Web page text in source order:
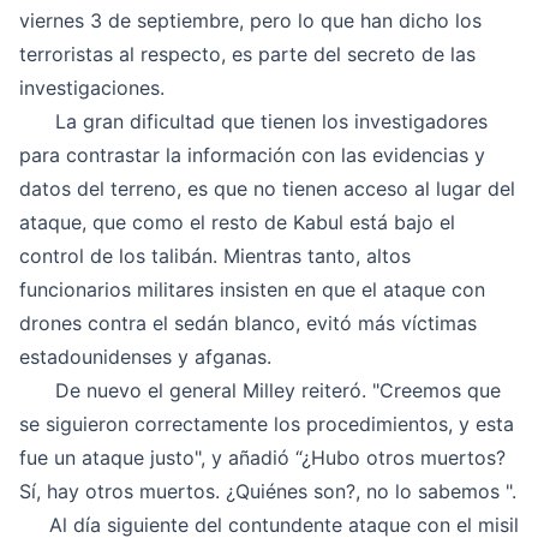
viernes 3 de septiembre, pero lo que han dicho los
terroristas al respecto, es parte del secreto de las
investigaciones.
La gran dificultad que tienen los investigadores
para contrastar la información con las evidencias y
datos del terreno, es que no tienen acceso al lugar del
ataque, que como el resto de Kabul está bajo el
control de los talibán. Mientras tanto, altos
funcionarios militares insisten en que el ataque con
drones contra el sedán blanco, evitó más víctimas
estadounidenses y afganas.
De nuevo el general Milley reiteró. "Creemos que
se siguieron correctamente los procedimientos, y esta
fue un ataque justo", y añadió “¿Hubo otros muertos?
Sí, hay otros muertos. ¿Quiénes son?, no lo sabemos ".
Al día siguiente del contundente ataque con el misil